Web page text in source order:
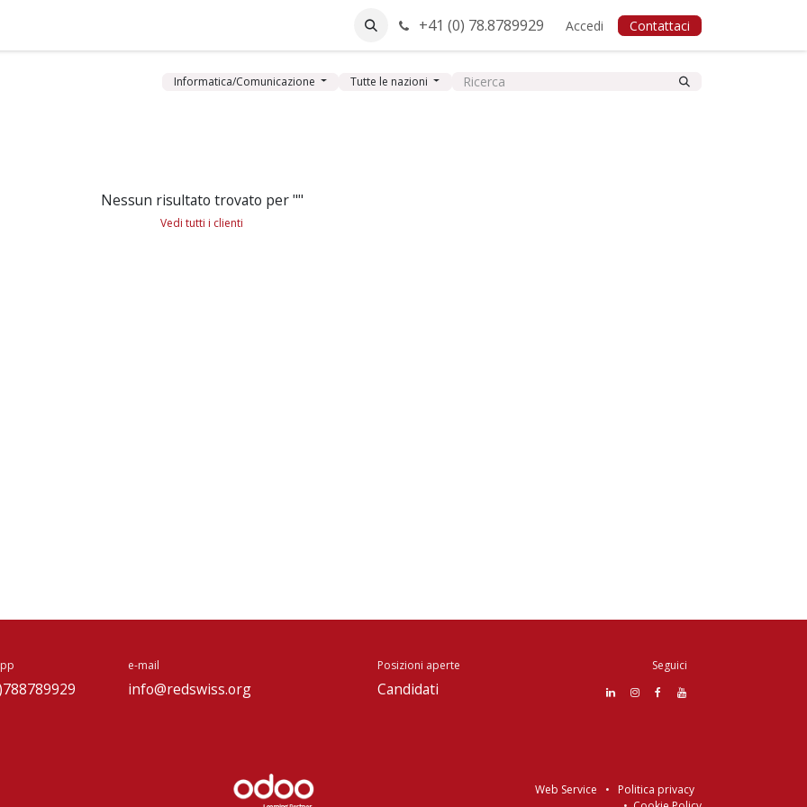
+41 (0) 78.8789929 Accedi Contattaci
Informatica/Comunicazione Tutte le nazioni
Nessun risultato trovato per ""
Vedi tutti i clienti
e-mail
info@redswiss.org
Seguici
Posizioni aperte
Candidati
Web Service • Politica privacy